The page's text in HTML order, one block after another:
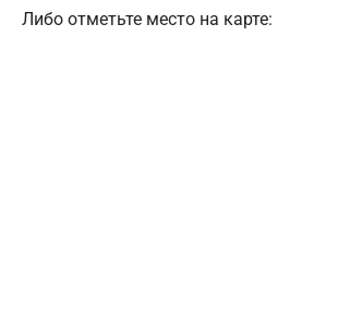
Либо отметьте место на карте: